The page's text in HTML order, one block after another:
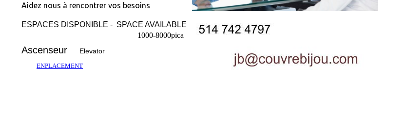
Aidez nous à rencontrer vos besoins
ESPACES DISPONIBLE - SPACE AVAILABLE
1000-8000pica
ENPLACEMENT
Ascenseur Elevator